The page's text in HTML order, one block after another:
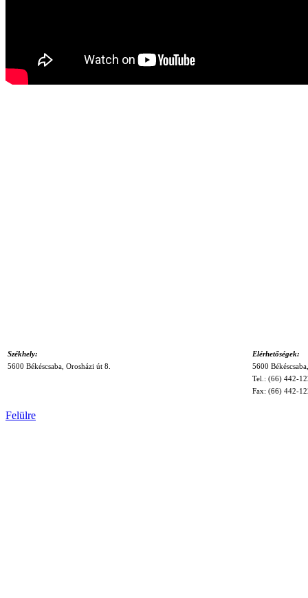
Székhely:
5600 Békéscsaba, Orosházi út 8.
Elérhetőségek:
5600
Tel.: (66) 442-
Fax: (66) 442-
Felülre